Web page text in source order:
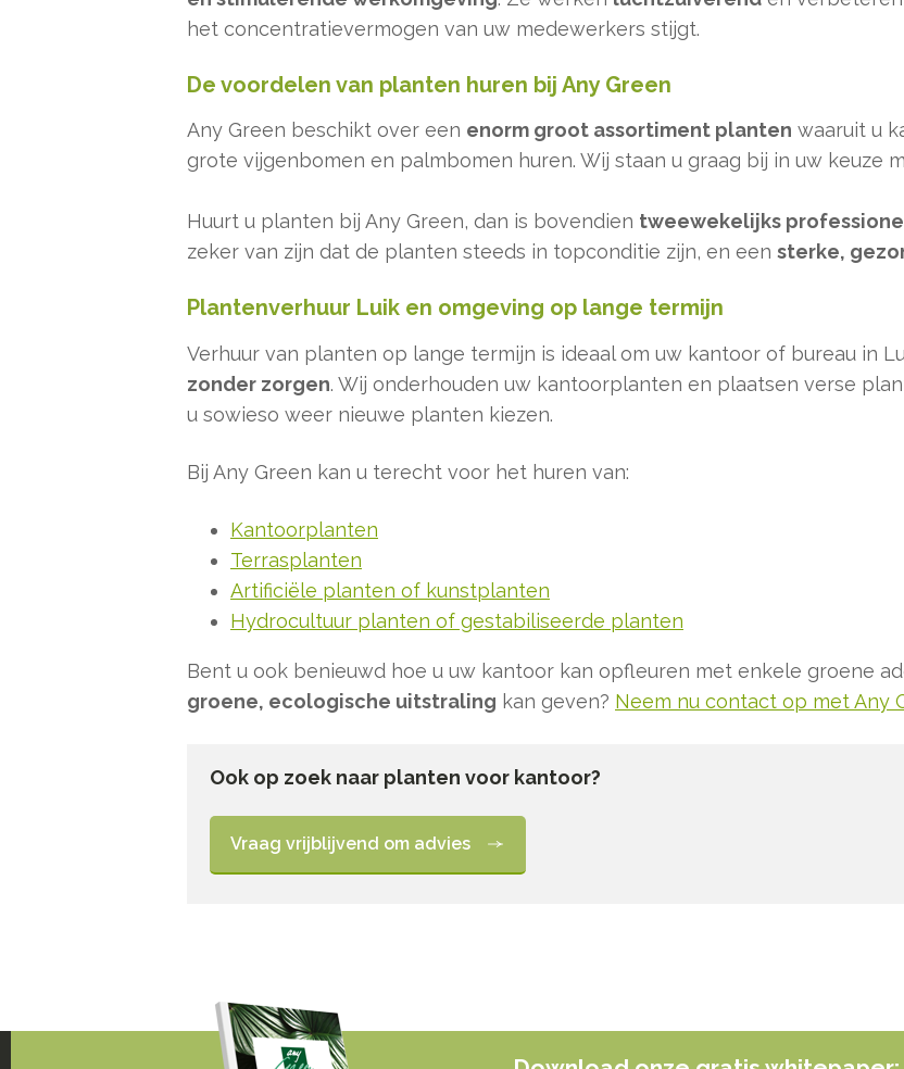
het concentratievermogen van uw medewerkers stijgt.
De voordelen van planten huren bij Any Green
Any Green beschikt over een enorm groot assortiment planten waaruit u
grote vijgenbomen en palmbomen huren. Wij staan u graag bij in uw keuze
Huurt u planten bij Any Green, dan is bovendien tweewekelijks
zeker van zijn dat de planten steeds in topconditie zijn, en een sterke,
Plantenverhuur Luik en omgeving op lange termijn
Verhuur van planten op lange termijn is ideaal om uw kantoor of bureau in
zonder zorgen. Wij onderhouden uw kantoorplanten en plaatsen verse
u sowieso weer nieuwe planten kiezen.
Bij Any Green kan u terecht voor het huren van:
Kantoorplanten
Terrasplanten
Artificiële planten of kunstplanten
Hydrocultuur planten of gestabiliseerde planten
Bent u ook benieuwd hoe u uw kantoor kan opfleuren met enkele groene
groene, ecologische uitstraling kan geven? Neem nu contact op met Any
Ook op zoek naar planten voor kantoor?
Vraag vrijblijvend om advies